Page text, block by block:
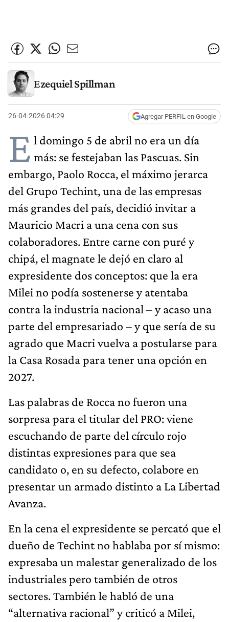
Ezequiel Spillman
26-04-2026 04:29 Agregar PERFIL en Google
E l domingo 5 de abril no era un día
más: se festejaban las Pascuas. Sin
embargo, Paolo Rocca, el máximo jerarca
del Grupo Techint, una de las empresas
más grandes del país, decidió invitar a
Mauricio Macri a una cena con sus
colaboradores. Entre carne con puré y
chipá, el magnate le dejó en claro al
expresidente dos conceptos: que la era
Milei no podía sostenerse y atentaba
contra la industria nacional – y acaso una
parte del empresariado – y que sería de su
agrado que Macri vuelva a postularse para
la Casa Rosada para tener una opción en
2027.
Las palabras de Rocca no fueron una
sorpresa para el titular del PRO: viene
escuchando de parte del círculo rojo
distintas expresiones para que sea
candidato o, en su defecto, colabore en
presentar un armado distinto a La Libertad
Avanza.
En la cena el expresidente se percató que el
dueño de Techint no hablaba por sí mismo:
expresaba un malestar generalizado de los
industriales pero también de otros
sectores. También le habló de una
“alternativa racional” y criticó a Milei,